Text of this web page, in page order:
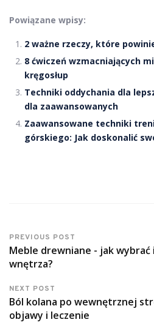
Powiązane wpisy:
2 ważne rzeczy, które
8 ćwiczeń wzmacniających
kręgosłup
Techniki oddychania dla
dla zaawansowanych
Zaawansowane techniki
górskiego: Jak doskonalić
PREVIOUS POST
Meble drewniane - jak
wnętrza?
NEXT POST
Ból kolana po wewnętrznej
objawy i leczenie